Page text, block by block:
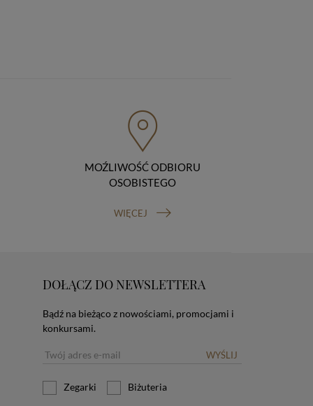
MOŹLIWOŚĆ ODBIORU
OSOBISTEGO
WIĘCEJ
DOŁĄCZ DO NEWSLETTERA
Bądź na bieżąco z nowościami, promocjami i
konkursami.
WYŚLIJ
Zegarki Biżuteria